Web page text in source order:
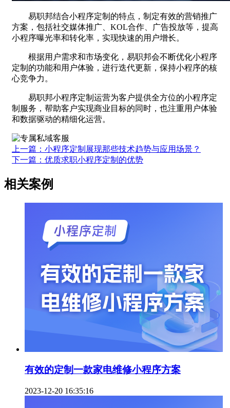
易职邦结合小程序定制的特点，制定有效的营销推广
方案，包括社交媒体推广、KOL合作、广告投放等，提高
小程序曝光率和转化率，实现快速的用户增长。
根据用户需求和市场变化，易职邦会不断优化小程序
定制的功能和用户体验，进行迭代更新，保持小程序的核
心竞争力。
易职邦小程序定制运营为客户提供全方位的小程序定
制服务，帮助客户实现商业目标的同时，也注重用户体验
和数据驱动的精细化运营。
上一篇：小程序定制展现那些技术趋势与应用场景？
下一篇：优质求职小程序定制的优势
相关案例
有效的定制一款家电维修小程序方案
2023-12-20 16:35:16